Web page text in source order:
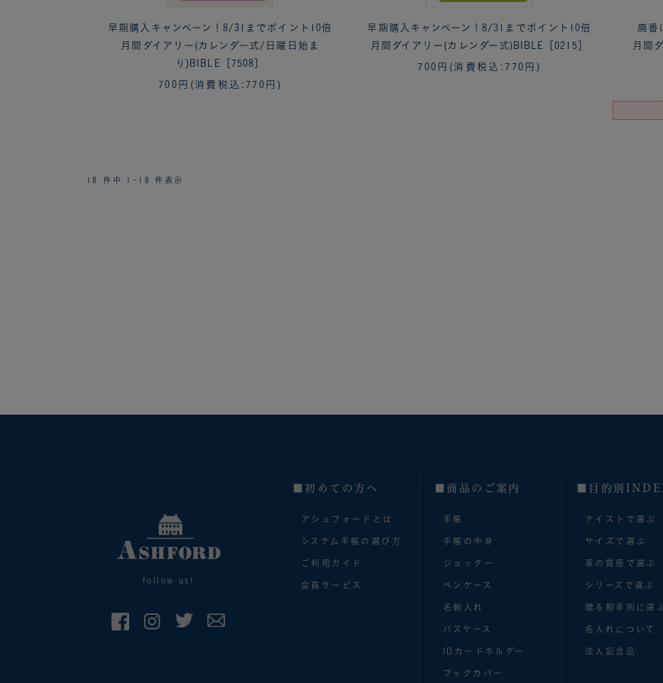
早期購入キャンペーン！8/31までポイント10倍
月間ダイアリー(カレンダー式/日曜日始ま
り)BIBLE［7508］
700円 (消費税込:770円)
早期購入キャンペーン！8/31までポイント10倍
月間ダイアリー(カレンダー式)BIBLE［0215］
700円 (消費税込:770円)
廃番
月間
18 件中 1-18 件表示
follow us!
■初めての方へ
アシュフォードとは
システム手帳の選び方
ご利用ガイド
会員サービス
■商品のご案内
手帳
手帳の中身
ジョッター
ペンケース
名刺入れ
パスケース
IDカードホルダー
ブックカバー
■目的別
テイストで選ぶ
サイズで選ぶ
革の質感で選ぶ
シリーズで選ぶ
贈る相手別に選
名入れについて
法人記念品